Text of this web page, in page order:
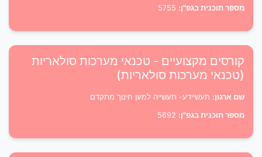
מספר תוכנית בגפ"ן:
קורסים מקצועיים - טכנאי מערכות סולאריות
(טכנאי מערכות סולאריות)
שם ארגון: תעשיידע- תעשייה למען חינוך מתקדם
מספר תוכנית בגפ"ן: